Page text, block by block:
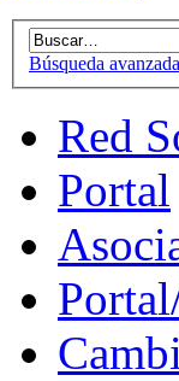
Búsqueda avanzada
Red
Portal